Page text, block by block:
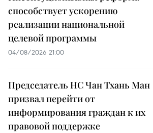
способствует ускорению
реализации национальной
целевой программы
04/08/2026 21:00
Председатель НС Чан Тхань Ман
призвал перейти от
информирования граждан к их
правовой поддержке